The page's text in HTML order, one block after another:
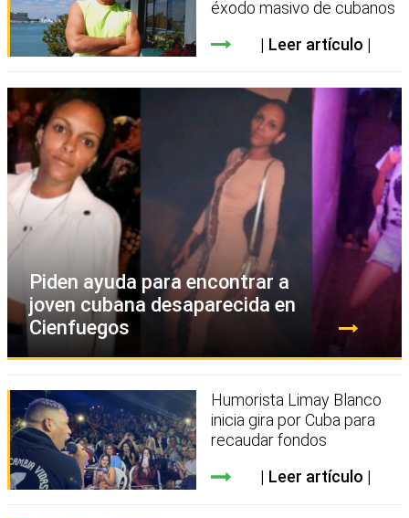
éxodo masivo de cubanos
Leer artículo
Piden ayuda para encontrar a
joven cubana desaparecida en
Cienfuegos
Humorista Limay Blanco
inicia gira por Cuba para
recaudar fondos
Leer artículo